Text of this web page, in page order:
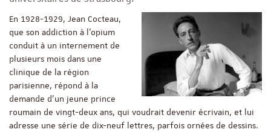
En 1928-1929, Jean Cocteau,
que son addiction à l’opium
conduit à un internement de
plusieurs mois dans une
clinique de la région
parisienne, répond à la
demande d’un jeune prince
roumain de vingt-deux ans, qui voudrait devenir écrivain, et lui
adresse une série de dix-neuf lettres, parfois ornées de dessins.